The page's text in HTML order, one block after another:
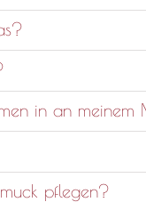
in an meinem
pflegen?